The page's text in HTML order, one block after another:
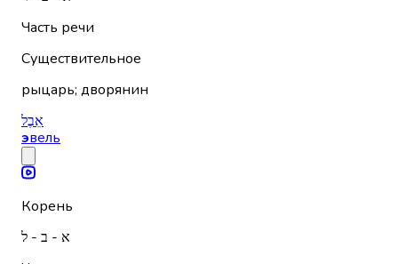
Часть речи
Существительное
рыцарь; дворянин
אֵבֶל
эвель
Корень
א - ב - ל